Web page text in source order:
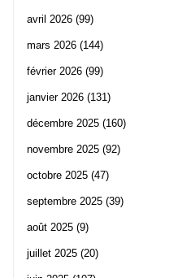
avril 2026 (99)
mars 2026 (144)
février 2026 (99)
janvier 2026 (131)
décembre 2025 (160)
novembre 2025 (92)
octobre 2025 (47)
septembre 2025 (39)
août 2025 (9)
juillet 2025 (20)